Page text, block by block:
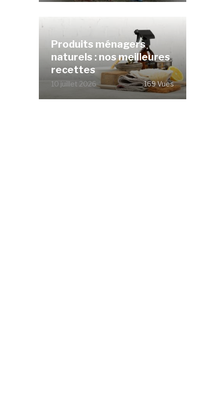
Produits ménagers
naturels : nos meilleures
recettes
10 juillet 2026 169 Vues